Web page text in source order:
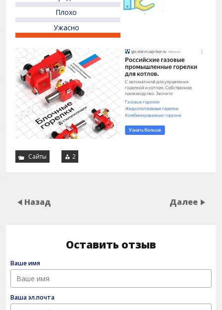
Плохо
Ужасно
Сайты 2
Назад Далее
Оставить отзыв
Ваше имя
Ваша эл.почта